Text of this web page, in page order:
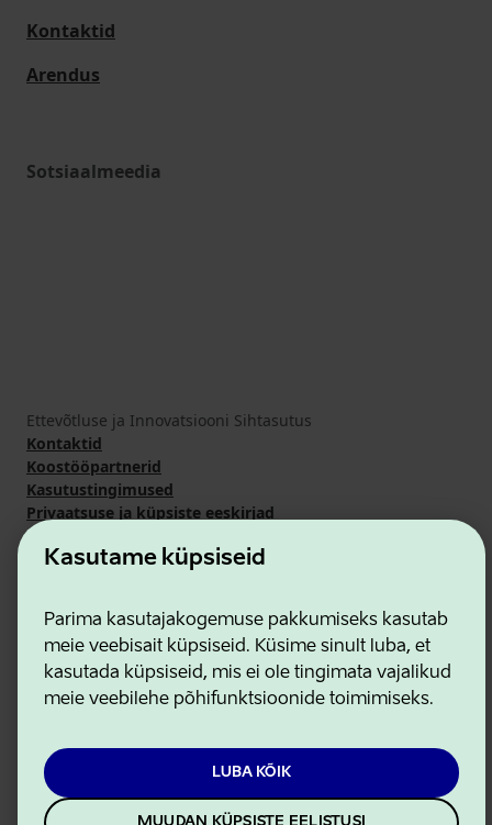
Kasutame küpsiseid
Parima kasutajakogemuse pakkumiseks kasutab
meie veebisait küpsiseid. Küsime sinult luba, et
kasutada küpsiseid, mis ei ole tingimata vajalikud
meie veebilehe põhifunktsioonide toimimiseks.
LUBA KÕIK
Kontaktid
Arendus
Sotsiaalmeedia
Ettevõtluse ja Innovatsiooni Sihtasutus
Kontaktid
Koostööpartnerid
Kasutustingimused
Privaatsuse ja küpsiste eeskirjad